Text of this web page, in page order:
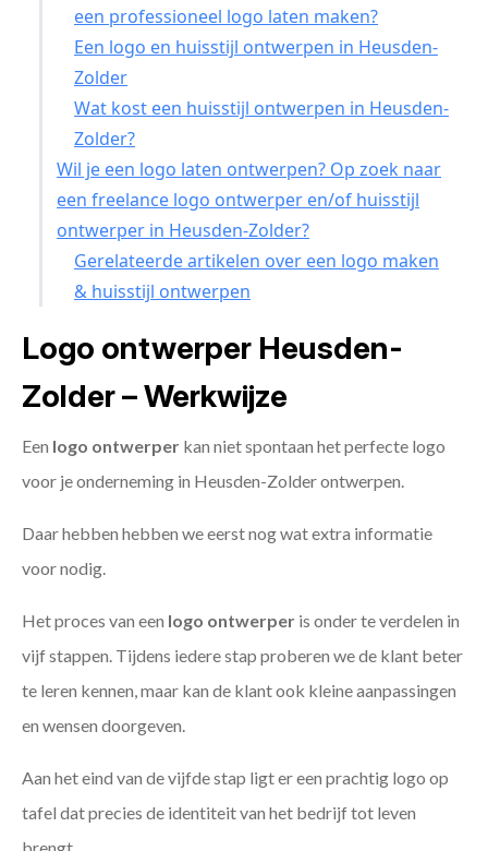
een professioneel logo laten maken?
Een logo en huisstijl ontwerpen in Heusden-
Zolder
Wat kost een huisstijl ontwerpen in Heusden-
Zolder?
Wil je een logo laten ontwerpen? Op zoek naar
een freelance logo ontwerper en/of huisstijl
ontwerper in Heusden-Zolder?
Gerelateerde artikelen over een logo maken
& huisstijl ontwerpen
Logo ontwerper Heusden-
Zolder – Werkwijze
Een logo ontwerper kan niet spontaan het perfecte logo
voor je onderneming in Heusden-Zolder ontwerpen.
Daar hebben hebben we eerst nog wat extra informatie
voor nodig.
Het proces van een logo ontwerper is onder te verdelen in
vijf stappen. Tijdens iedere stap proberen we de klant beter
te leren kennen, maar kan de klant ook kleine aanpassingen
en wensen doorgeven.
Aan het eind van de vijfde stap ligt er een prachtig logo op
tafel dat precies de identiteit van het bedrijf tot leven